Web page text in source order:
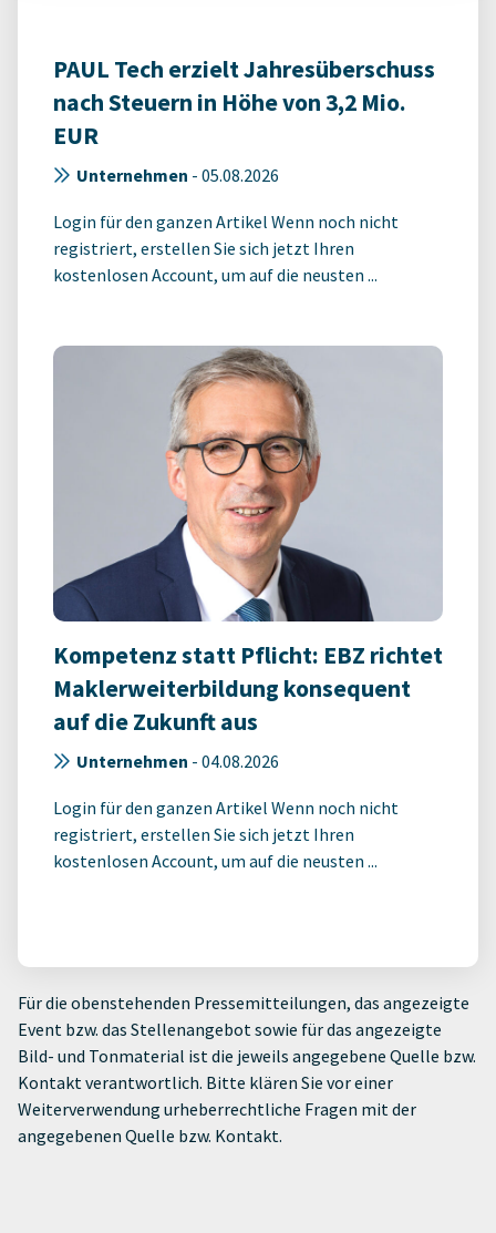
PAUL Tech erzielt Jahresüberschuss
nach Steuern in Höhe von 3,2 Mio.
EUR
Unternehmen - 05.08.2026
Login für den ganzen Artikel Wenn noch nicht
registriert, erstellen Sie sich jetzt Ihren
kostenlosen Account, um auf die neusten ...
Kompetenz statt Pflicht: EBZ richtet
Maklerweiterbildung konsequent
auf die Zukunft aus
Unternehmen - 04.08.2026
Login für den ganzen Artikel Wenn noch nicht
registriert, erstellen Sie sich jetzt Ihren
kostenlosen Account, um auf die neusten ...
Für die obenstehenden Pressemitteilungen, das angezeigte
Event bzw. das Stellenangebot sowie für das angezeigte
Bild- und Tonmaterial ist die jeweils angegebene Quelle bzw.
Kontakt verantwortlich. Bitte klären Sie vor einer
Weiterverwendung urheberrechtliche Fragen mit der
angegebenen Quelle bzw. Kontakt.